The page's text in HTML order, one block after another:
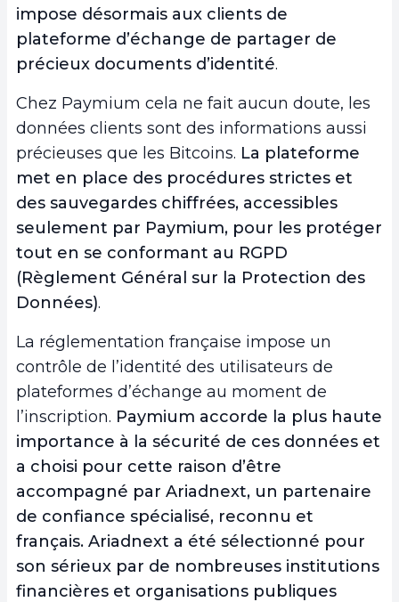
impose désormais aux clients de
plateforme d’échange de partager de
précieux documents d’identité.
Chez Paymium cela ne fait aucun doute, les
données clients sont des informations aussi
précieuses que les Bitcoins. La plateforme
met en place des procédures strictes et
des sauvegardes chiffrées, accessibles
seulement par Paymium, pour les protéger
tout en se conformant au RGPD
(Règlement Général sur la Protection des
Données).
La réglementation française impose un
contrôle de l’identité des utilisateurs de
plateformes d’échange au moment de
l’inscription. Paymium accorde la plus haute
importance à la sécurité de ces données et
a choisi pour cette raison d’être
accompagné par Ariadnext, un partenaire
de confiance spécialisé, reconnu et
français. Ariadnext a été sélectionné pour
son sérieux par de nombreuses institutions
financières et organisations publiques